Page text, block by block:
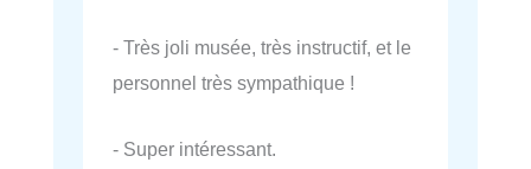
- Très joli musée, très instructif, et le
personnel très sympathique !
- Super intéressant.